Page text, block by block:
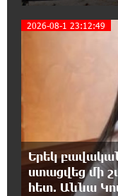
16:17:55
Սիրո,
2026-08-1 23:12:49
Երեկ
ստացվեց մի
հետ. Աննա